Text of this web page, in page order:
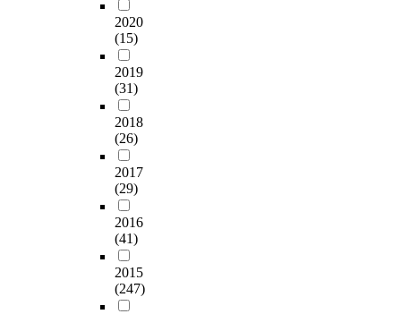
2020
(15)
2019
(31)
2018
(26)
2017
(29)
2016
(41)
2015
(247)